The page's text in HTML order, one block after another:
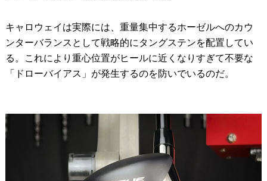
キャロウェイは実際には、重量集中するホーゼルへのカウ
ンターバランスとして戦略的にタングステンを配置してい
る。これにより重心位置がヒールに近くなりすぎて不要な
「ドローバイアス」が発生するのを防いでいるのだ。